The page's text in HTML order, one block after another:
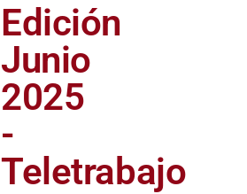
Edición
Junio
2025
-
Teletrabajo